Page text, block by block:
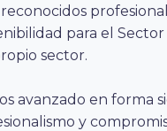
para el
sector.
avanzado en forma
y